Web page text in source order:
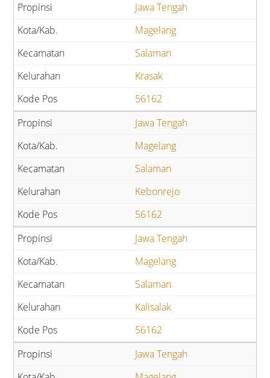
Jawa Tengah
Magelang
Salaman
Krasak
56162
Jawa Tengah
Magelang
Salaman
Kebonrejo
56162
Jawa Tengah
Magelang
Salaman
Kalisalak
56162
Jawa Tengah